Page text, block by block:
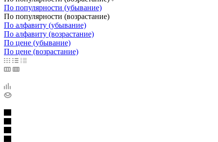
По популярности (убывание)
По популярности (возрастание)
По алфавиту (убывание)
По алфавиту (возрастание)
По цене (убывание)
По цене (возрастание)